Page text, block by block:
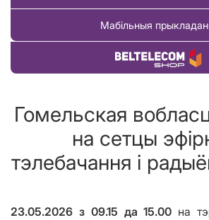
Мабільныя
Купіць тавар
Гомельская
на сетцы
тэлебачання і
23.05.2026 з 09.15 да15.00 на